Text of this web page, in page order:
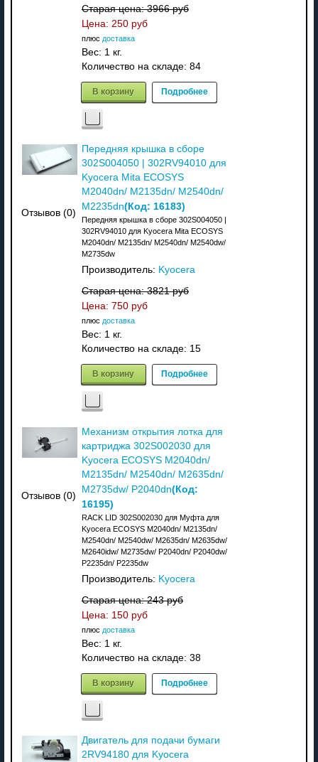
Старая цена:3966 руб
Цена: 250 руб
плюс доставка
Вес: 1 кг.
Количество на складе: 84
В корзину Подробнее
Отзывов (0)
Передняя крышка в сборе
302S004050 | 302RV94010 для
Kyocera Mita ECOSYS
M2040dn/ M2135dn/ M2540dn/
M2235dn(Код: 16183)
Передняя крышка в сборе 302S004050 |
302RV94010 для Kyocera Mita ECOSYS
M2040dn/ M2135dn/ M2540dn/ M2540dw/
M2735dw
Производитель: Kyocera
Старая цена:3821 руб
Цена: 750 руб
плюс доставка
Вес: 1 кг.
Количество на складе: 15
В корзину Подробнее
Отзывов (0)
Механизм открытия лотка для
картриджа 302S002030 для
Kyocera ECOSYS M2040dn/
M2135dn/ M2540dn/ M2635dn/
M2735dw/ P2040dn(Код:
16195)
RACK LID 302S002030 для Муфта для
Kyocera ECOSYS M2040dn/ M2135dn/
M2540dn/ M2540dw/ M2635dn/ M2635dw/
M2640idw/ M2735dw/ P2040dn/ P2040dw/
P2235dn/ P2235dw
Производитель: Kyocera
Старая цена:243 руб
Цена: 150 руб
плюс доставка
Вес: 1 кг.
Количество на складе: 38
В корзину Подробнее
Двигатель для подачи бумаги
2RV94180 для Kyocera